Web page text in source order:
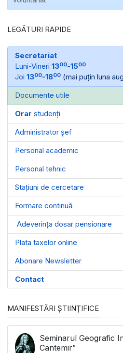
LEGĂTURI RAPIDE
Secretariat
Luni-Vineri 1300-1500
Joi 1300-1800 (mai puțin luna
Documente utile
Orar studenți
Administrator șef
Personal academic
Personal tehnic
Stațiuni de cercetare
Formare continuă
Adeverința dosar pensionare
Plata taxelor online
Abonare Newsletter
Contact
MANIFESTĂRI ȘTIINȚIFICE
Seminarul Geografic
Cantemir”